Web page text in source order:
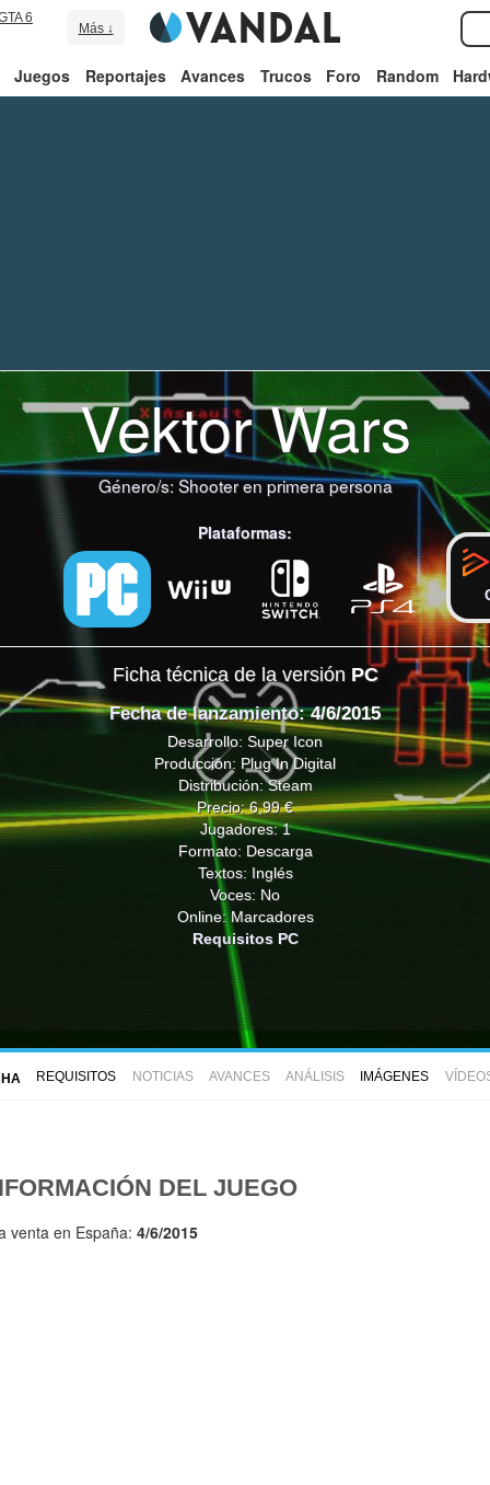
6
Más ↓
Juegos Reportajes Avances Trucos Foro Random
Vektor Wars
Género/s:Shooter en primera persona
Plataformas:
Ficha técnica de la versión PC
Fecha de lanzamiento: 4/6/2015
Desarrollo: Super Icon
Producción: Plug In Digital
Distribución: Steam
Precio: 6,99 €
Jugadores: 1
Formato: Descarga
Textos: Inglés
Voces: No
Online: Marcadores
Requisitos PC
REQUISITOS NOTICIAS AVANCES ANÁLISIS IMÁGENES
DEL JUEGO
venta en España: 4/6/2015